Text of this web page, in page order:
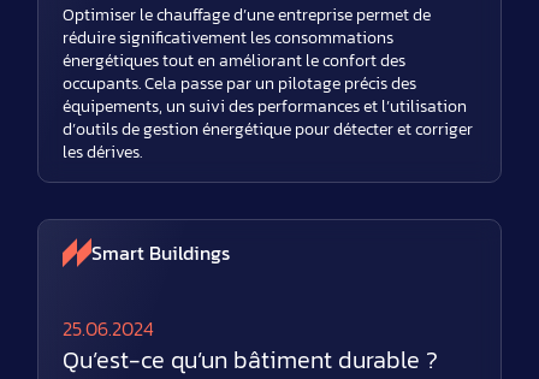
Optimiser le chauffage d’une entreprise permet de
réduire significativement les consommations
énergétiques tout en améliorant le confort des
occupants. Cela passe par un pilotage précis des
équipements, un suivi des performances et l’utilisation
d’outils de gestion énergétique pour détecter et corriger
les dérives.
Smart Buildings
25.06.2024
Qu’est-ce qu’un bâtiment durable ?